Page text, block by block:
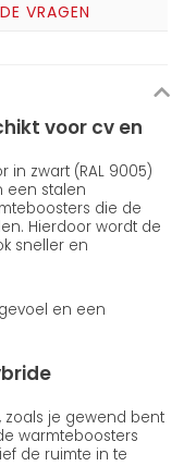
VRAGEN
voor cv en
in zwart (RAL 9005)
een stalen
die de
Hierdoor wordt de
sneller en
en een
zoals je gewend bent
warmteboosters
de ruimte in te